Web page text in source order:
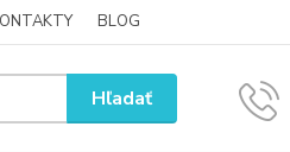
BLOG
Hľadať